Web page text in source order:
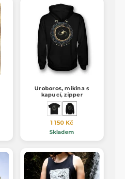
Uroboros, mikina s
kapucí, zipper
1 150 Kč
Skladem